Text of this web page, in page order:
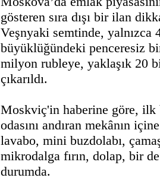
gösteren sıra dışı bir ilan
Veşnyaki semtinde, yalnızca
büyüklüğündeki penceresiz
milyon rubleye, yaklaşık 20
çıkarıldı.
Moskviç'in haberine göre, ilk
odasını andıran mekânın
lavabo, mini buzdolabı,
mikrodalga fırın, dolap, bir de
durumda.